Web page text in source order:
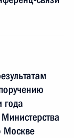
года
Москве